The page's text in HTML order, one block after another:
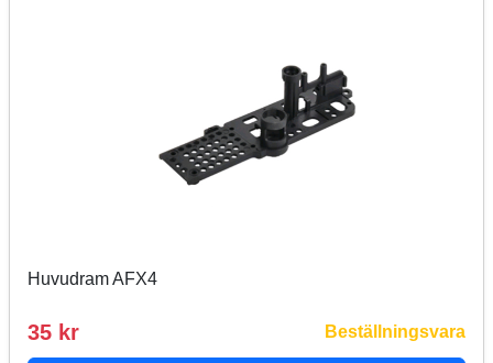
Huvudram AFX4
35 kr Beställningsvara